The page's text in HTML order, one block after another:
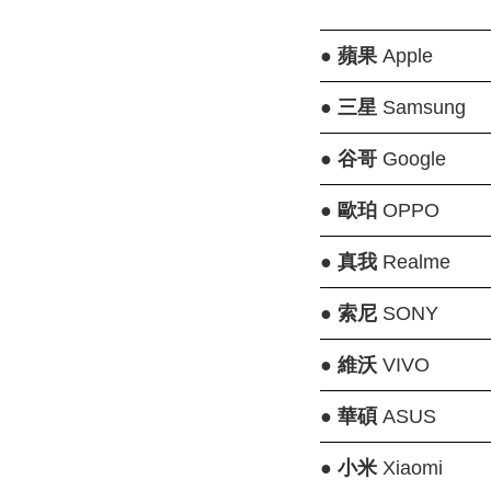
● 蘋果Apple
● 三星Samsung
● 谷哥Google
● 歐珀OPPO
● 真我Realme
● 索尼SONY
● 維沃VIVO
● 華碩 ASUS
● 小米Xiaomi